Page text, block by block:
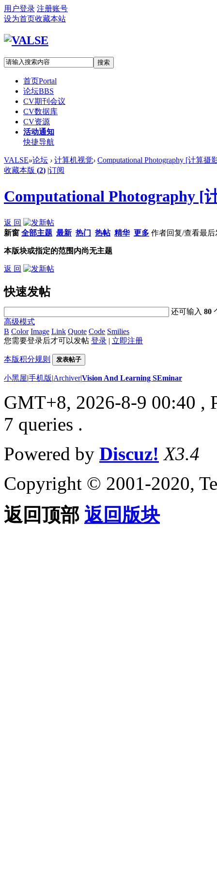
用户登录 注册账号
设为首页收藏本站
搜索
首页Portal
论坛BBS
CV期刊会议
CV数据库
CV资源
活动通知
快捷导航
VALSE»论坛 › 计算机视觉› Computational Photography [计算摄
收藏本版 (2) |订阅
Computational Photography [
返 回
新窗 全部主题 最新 热门 热帖 精华 更多 作者回复/查看最后
本版块或指定的范围内尚无主题
返 回
快速发帖
还可输入80
高级模式
B Color Image Link Quote Code Smilies
您需要登录后才可以发帖 登录 | 立即注册
本版积分规则 发表帖子
小黑屋|手机版|Archiver|Vision And Learning SEminar
GMT+8, 2026-8-9 00:40 ,
7 queries .
Powered by Discuz! X3.4
Copyright © 2001-2020,
返回顶部 返回版块